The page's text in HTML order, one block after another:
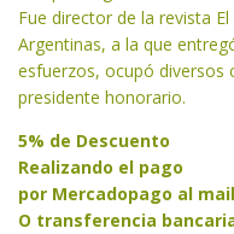
Fue director de la revista
Argentinas, a la que
esfuerzos, ocupó diversos
presidente honorario.
5% de Descuento
Realizando el pago
por Mercadopago al mail
O transferencia